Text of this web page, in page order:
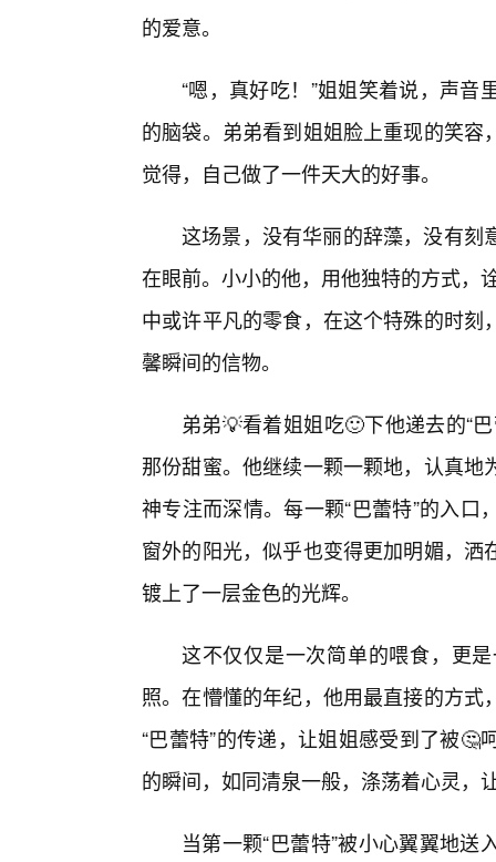
的爱意。
“嗯，真好吃！”姐姐笑着说，声
的脑袋。弟弟看到姐姐脸上重现的笑
觉得，自己做了一件天大的好事。
这场景，没有华丽的辞藻，没有刻
在眼前。小小的他，用他独特的方式，
中或许平凡的零食，在这个特殊的时
馨瞬间的信物。
弟弟💡看着姐姐吃🙂下他递去的“
那份甜蜜。他继续一颗一颗地，认真
神专注而深情。每一颗“巴蕾特”的入
窗外的阳光，似乎也变得更加明媚，
镀上了一层金色的光辉。
这不仅仅是一次简单的喂食，更
照。在懵懂的年纪，他用最直接的方
“巴蕾特”的传递，让姐姐感受到了被
的瞬间，如同清泉一般，涤荡着心灵，
当第一颗“巴蕾特”被小心翼翼地